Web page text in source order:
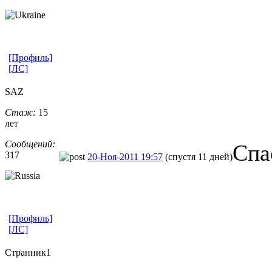
[Профиль]
[ЛС]
SAZ
Стаж: 15
лет
Сообщений:
317
20-Ноя-2011 19:57 (спустя 11 дней)
[Профиль]
[ЛС]
Странник1